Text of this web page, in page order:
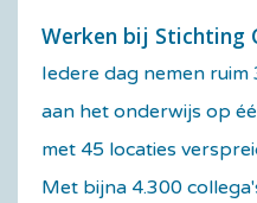
Werken bij Stichting
Iedere dag nemen
aan het onderwijs op
met 45 locaties
Met bijna 4.300